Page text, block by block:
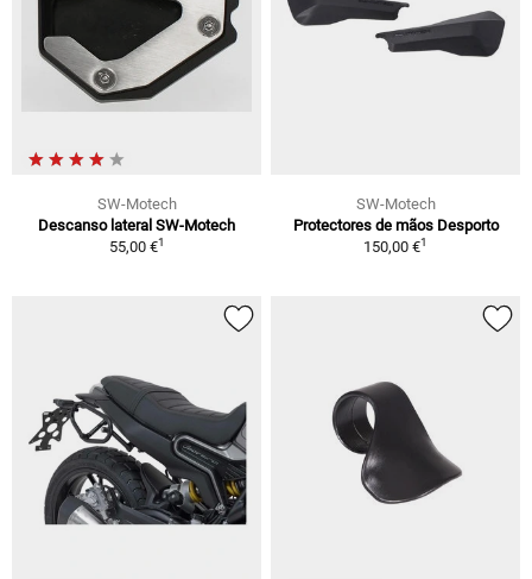
SW-Motech
Descanso lateral SW-Motech
55,00 €1
SW-Motech
Protectores de mãos Desporto
150,00 €1